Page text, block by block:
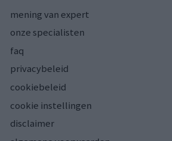
mening van expert
onze specialisten
faq
privacybeleid
cookiebeleid
cookie instellingen
disclaimer